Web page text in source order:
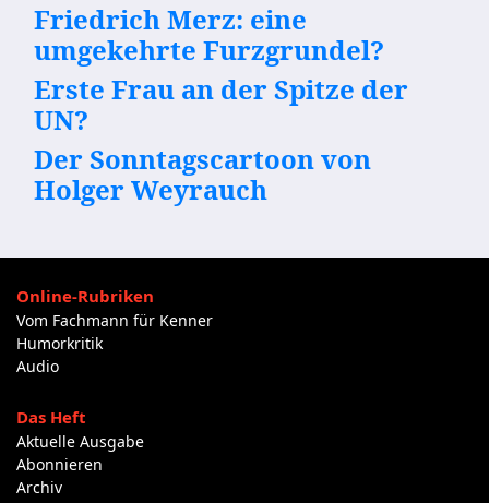
Friedrich Merz: eine
umgekehrte Furzgrundel?
Erste Frau an der Spitze der
UN?
Der Sonntagscartoon von
Holger Weyrauch
Online-Rubriken
Vom Fachmann für Kenner
Humorkritik
Audio
Das Heft
Aktuelle Ausgabe
Abonnieren
Archiv